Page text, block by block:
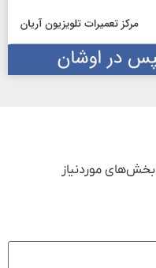
بخش‌های موردنیاز